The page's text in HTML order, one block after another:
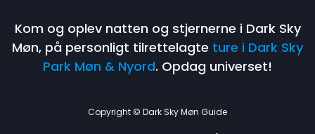
Kom og oplev natten og stjernerne i Dark Sky
Møn, på personligt tilrettelagte ture i Dark Sky
Park Møn & Nyord. Opdag universet!
Copyright © Dark Sky Møn Guide